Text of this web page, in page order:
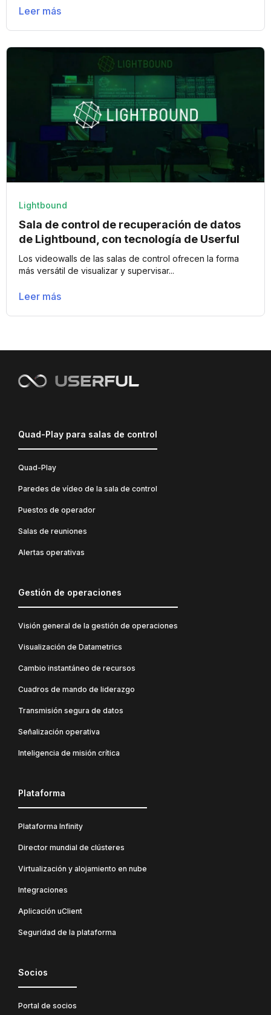
Leer más
Lightbound
Sala de control de recuperación de datos
de Lightbound, con tecnología de Userful
Los videowalls de las salas de control ofrecen la forma
más versátil de visualizar y supervisar...
Leer más
Quad-Play para salas de control
Quad-Play
Paredes de vídeo de la sala de control
Puestos de operador
Salas de reuniones
Alertas operativas
Gestión de operaciones
Visión general de la gestión de operaciones
Visualización de Datametrics
Cambio instantáneo de recursos
Cuadros de mando de liderazgo
Transmisión segura de datos
Señalización operativa
Inteligencia de misión crítica
Plataforma
Plataforma Infinity
Director mundial de clústeres
Virtualización y alojamiento en nube
Integraciones
Aplicación uClient
Seguridad de la plataforma
Socios
Portal de socios